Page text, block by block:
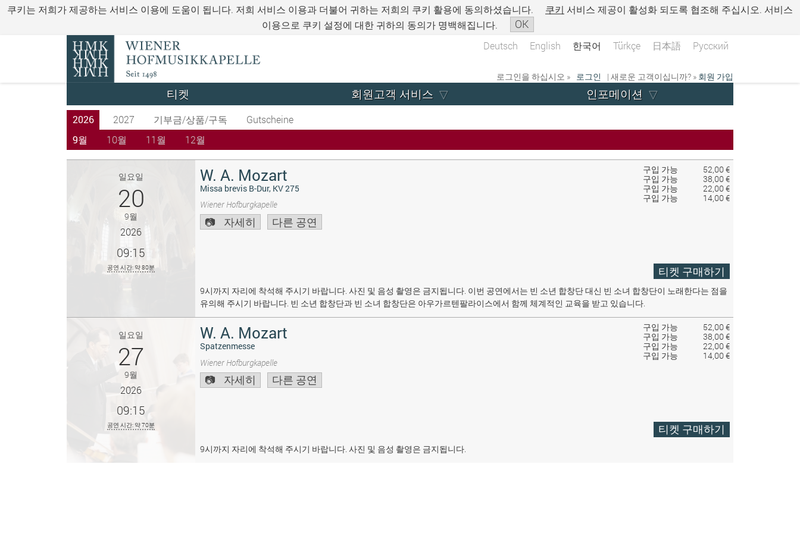
쿠키는 저희가 제공하는 서비스 이용에 도움이 됩니다. 저희 서비스 이용과 더불어 귀하는 저희의 쿠키 활용에 동의하셨습니다. 쿠키 서비스 제공이 활성화 되도록 협조해 주십시오. 서비스
이용으로 쿠키 설정에 대한 귀하의 동의가 명백해집니다.
OK
Deutsch English 한국어 Türkçe 日本語 Русский
로그인을 하십시오 » 로그인 | 새로운 고객이십니까? » 회원 가입
티켓 회원고객 서비스 인포메이션
2026 2027 기부금/상품/구독
Gutscheine
9월
10월 11월 12월
구입 가능
52,00 €
구입 가능
38,00 €
구입 가능
22,00 €
구입 가능
14,00 €
일요일
20
9월
2026
09:15
공연 시간: 약 80분
W. A. Mozart
Missa brevis B-Dur, KV 275
Wiener Hofburgkapelle
자세히 다른 공연
티켓 구매하기
9시까지 자리에 착석해 주시기 바랍니다. 사진 및 음성 촬영은 금지됩니다. 이번 공연에서는 빈 소년 합창단 대신 빈 소녀 합창단이 노래한다는 점을
유의해 주시기 바랍니다. 빈 소년 합창단과 빈 소녀 합창단은 아우가르텐팔라이스에서 함께 체계적인 교육을 받고 있습니다.
구입 가능
52,00 €
구입 가능
38,00 €
구입 가능
22,00 €
구입 가능
14,00 €
일요일
27
9월
2026
09:15
공연 시간: 약 70분
W. A. Mozart
Spatzenmesse
Wiener Hofburgkapelle
자세히 다른 공연
티켓 구매하기
9시까지 자리에 착석해 주시기 바랍니다. 사진 및 음성 촬영은 금지됩니다.